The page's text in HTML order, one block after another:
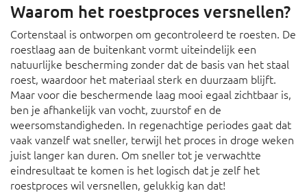
Waarom het roestproces versnellen?
Cortenstaal is ontworpen om gecontroleerd te roesten. De
roestlaag aan de buitenkant vormt uiteindelijk een
natuurlijke bescherming zonder dat de basis van het staal
roest, waardoor het materiaal sterk en duurzaam blijft.
Maar voor die beschermende laag mooi egaal zichtbaar is,
ben je afhankelijk van vocht, zuurstof en de
weersomstandigheden. In regenachtige periodes gaat dat
vaak vanzelf wat sneller, terwijl het proces in droge weken
juist langer kan duren. Om sneller tot je verwachtte
eindresultaat te komen is het logisch dat je zelf het
roestproces wil versnellen, gelukkig kan dat!